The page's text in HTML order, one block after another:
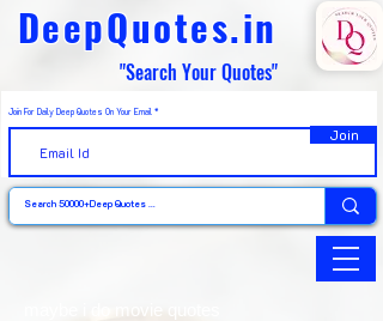
DeepQuotes.in
"Search Your Quotes"
Join For Daily Deep Quotes On Your Email
Join
maybe i do movie quotes